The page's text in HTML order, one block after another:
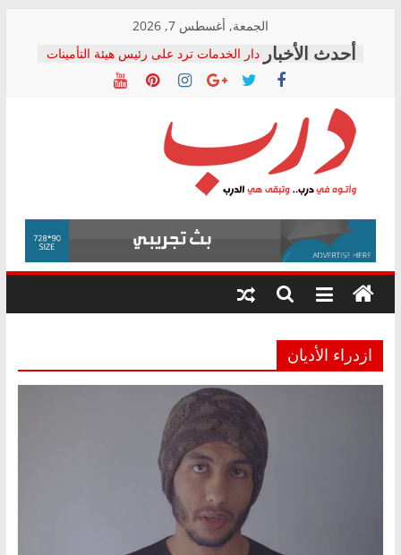
content
الجمعة, أغسطس 7, 2026
دار الخدمات ترد على رئيس هيئة التأمينات
بعد مؤتمره الصحفي: إنكار الأزمة لا ينهي
معاناة أصحاب المعاشات.. ونطالب بكشف
فرحات سليمان يكتب: القطاع الصحي إلى
أين؟
حزب التحالف الشعبي يطلق لجنة “الحق
في الصحة” بالإسكندرية لرصد الانتهاكات
ودعم المرضى
الوزاري لمدينة الصحفيين.. وانتهاء أعمال
إنشاء المبنى الإداري
المجلس القومي لحقوق الإنسان يعلن
متابعة قضية الدكتور محمد زهران.. ويؤكد:
قرينة البراءة وضمانات المحاكمة العادلة
درب
وأتوه
درب..
وتبقى
هي
ازدراء الأديان